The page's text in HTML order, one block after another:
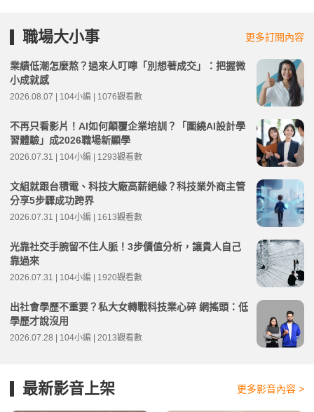
職場大小事 更多訂閱內容
業績低潮怎麼熬？過來人叮嚀「別想著成交」：把握微
小成就感
2026.08.07 | 104小編 | 1076觀看數
不再只看影片！AI如何顛覆企業培訓？「圍繞AI設計學
習體驗」成2026職場新顯學
2026.07.31 | 104小編 | 1293觀看數
文組就跟台積電、科技大廠高薪絕緣？科技業外商主管
分享5步驟成功跨界
2026.07.31 | 104小編 | 1613觀看數
光靠社交手腕留不住人脈！3步價值分析，讓貴人自己
靠過來
2026.07.31 | 104小編 | 1920觀看數
出社會學歷不重要？私大女轉戰科技業心碎 網搖頭：低
學歷才說沒用
2026.07.28 | 104小編 | 2013觀看數
最新影音上架 更多影音內容 >